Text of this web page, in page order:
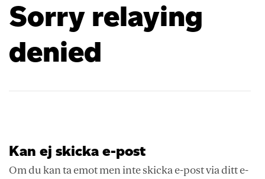
Sorry relaying
denied
Kan ej skicka e-post
Om du kan ta emot men inte skicka e-post via ditt e-